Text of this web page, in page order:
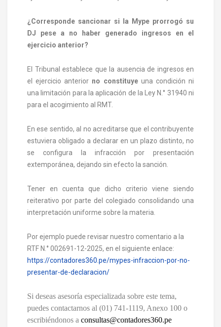
¿Corresponde sancionar si la Mype prorrogó su
DJ pese a no haber generado ingresos en el
ejercicio anterior?
El Tribunal establece que la ausencia de ingresos en
el ejercicio anterior no constituyeuna condición ni
una limitación para la aplicación de la Ley N.° 31940 ni
para el acogimiento al RMT.
En ese sentido, al no acreditarse que el contribuyente
estuviera obligado a declarar en un plazo distinto, no
se configura la infracción por presentación
extemporánea, dejando sin efecto la sanción.
Tener en cuenta que dicho criterio viene siendo
reiterativo por parte del colegiado consolidando una
interpretación uniforme sobre la materia.
Por ejemplo puede revisar nuestro comentario a la
RTF N.° 002691-12-2025, en el siguiente enlace:
https://contadores360.pe/mypes-infraccion-por-no-
presentar-de-declaracion/
Si deseas asesoría especializada sobre este tema,
puedes contactarnos al (01) 741-1119, Anexo 100 o
escribiéndonos a consultas@contadores360.pe